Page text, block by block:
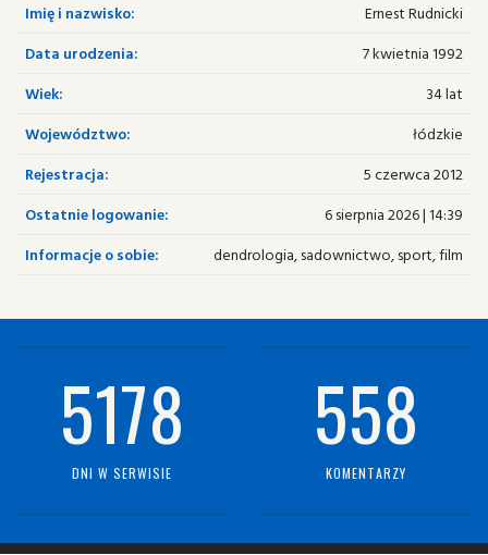
Imię i nazwisko:
Ernest Rudnicki
Data urodzenia:
7 kwietnia 1992
Wiek:
34 lat
Województwo:
łódzkie
Rejestracja:
5 czerwca 2012
Ostatnie logowanie:
6 sierpnia 2026 | 14:39
Informacje o sobie:
dendrologia, sadownictwo, sport, film
5178
DNI W SERWISIE
558
KOMENTARZY